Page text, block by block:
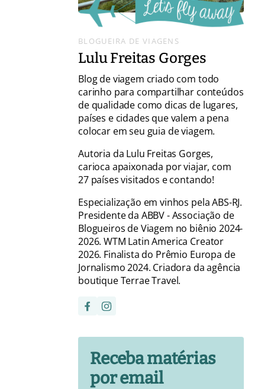
BLOGUEIRA DE VIAGENS
Lulu Freitas Gorges
Blog de viagem criado com todo
carinho para compartilhar conteúdos
de qualidade como dicas de lugares,
países e cidades que valem a pena
colocar em seu guia de viagem.
Autoria da Lulu Freitas Gorges,
carioca apaixonada por viajar, com
27 países visitados e contando!
Especialização em vinhos pela ABS-RJ.
Presidente da ABBV - Associação de
Blogueiros de Viagem no biênio 2024-
2026. WTM Latin America Creator
2026. Finalista do Prêmio Europa de
Jornalismo 2024. Criadora da agência
boutique Terrae Travel.
Receba matérias
por email